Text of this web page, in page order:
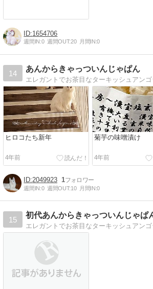
1654706
週間IN:0 週間OUT:20 月間IN:0
14
あんからきゃっついんじゃぱん
エレガントでお茶目なターキッシュアンゴ
ヒロコたち新年
4年前
菊芋の味噌漬け
4年前
2049923 1
週間IN:0 週間OUT:10 月間IN:0
15